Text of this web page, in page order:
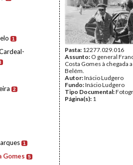
1
2
1
Gomes 5
Pasta: 12277.029.016
Assunto: O general
Costa Gomes à chegada
Belém.
Autor:Inácio Ludgero
Fundo:Inácio Ludgero
Tipo Documental:
Página(s): 1